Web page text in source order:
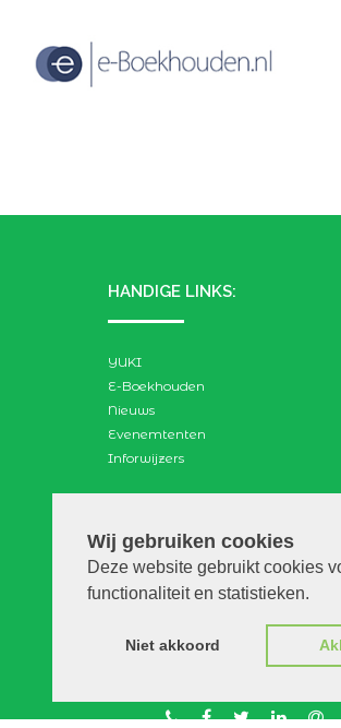
Wij gebruiken cookies
Deze website gebruikt cookies
functionaliteit en statistieken.
Niet akkoord
HANDIGE LINKS:
YUKI
E-Boekhouden
Nieuws
Evenemtenten
Inforwijzers
Search